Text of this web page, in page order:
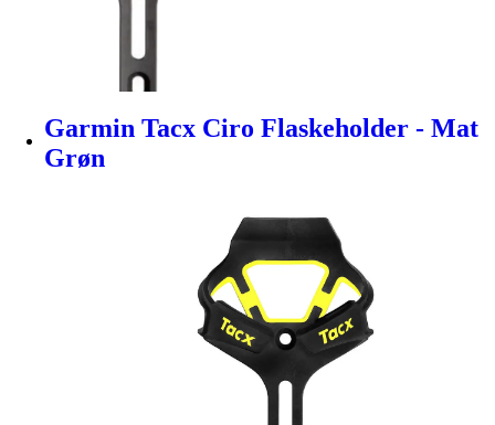
Garmin Tacx Ciro Flaskeholder - Mat
Grøn